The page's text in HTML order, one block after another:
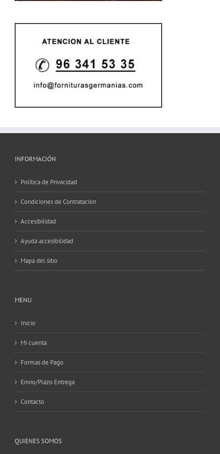
INFORMACIÓN
Política de Privacidad
Condiciones de Contratacion
Accesibilidad
Ayuda accesibilidad
Mapa del sitio
MENU
Inicio
Mi cuenta
Formas de Pago
Envio/Plazo Entrega
Contacto
QUIENES SOMOS